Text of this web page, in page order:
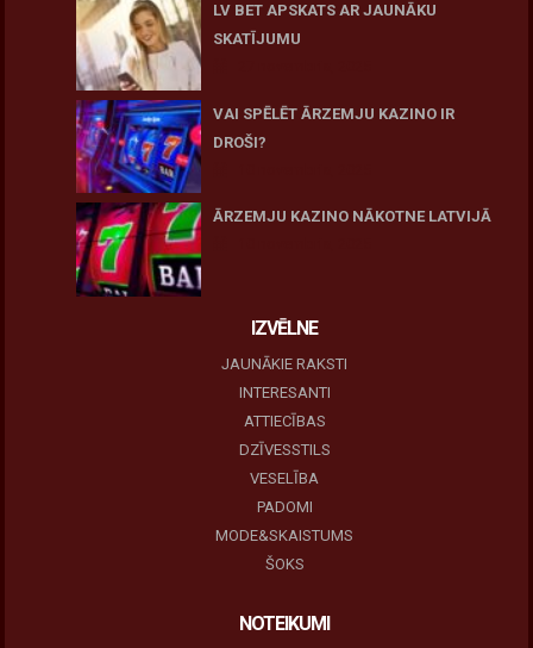
LV BET APSKATS AR JAUNĀKU
SKATĪJUMU
VAI SPĒLĒT ĀRZEMJU KAZINO IR
DROŠI?
ĀRZEMJU KAZINO NĀKOTNE LATVIJĀ
IZVĒLNE
JAUNĀKIE RAKSTI
INTERESANTI
ATTIECĪBAS
DZĪVESSTILS
VESELĪBA
PADOMI
MODE&SKAISTUMS
ŠOKS
NOTEIKUMI